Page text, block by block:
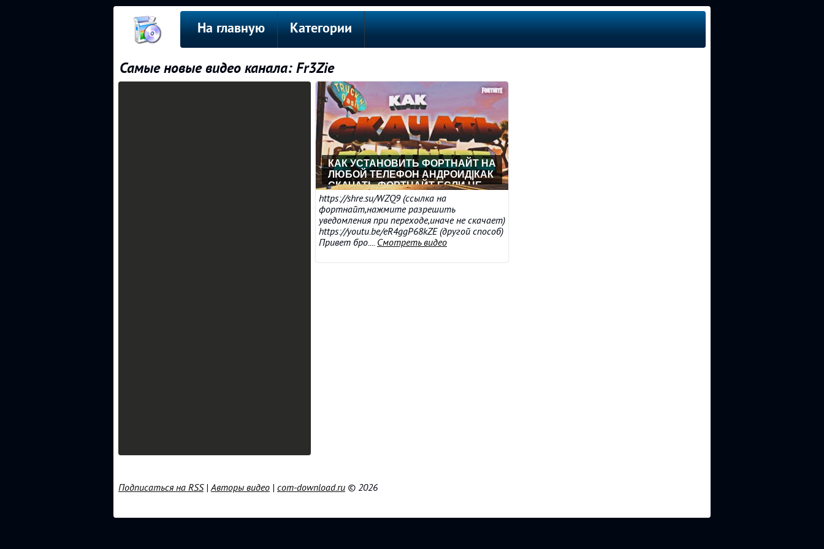
На главную Категории
Самые новые видео канала: Fr3Zie
КАК УСТАНОВИТЬ ФОРТНАЙТ НА
ЛЮБОЙ ТЕЛЕФОН АНДРОИД|КАК
СКАЧАТЬ ФОРТНАЙТ ЕСЛИ НЕ
ПОДДЕРЖИВАЕТСЯ
https://shre.su/WZQ9 (ссылка на
фортнайт,нажмите разрешить
уведомления при переходе,иначе не скачает)
https://youtu.be/eR4ggP68kZE (другой способ)
Привет бро.... Смотреть видео
Подписаться на RSS|Авторы видео | com-download.ru © 2026